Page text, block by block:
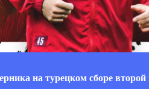
на турецком сборе